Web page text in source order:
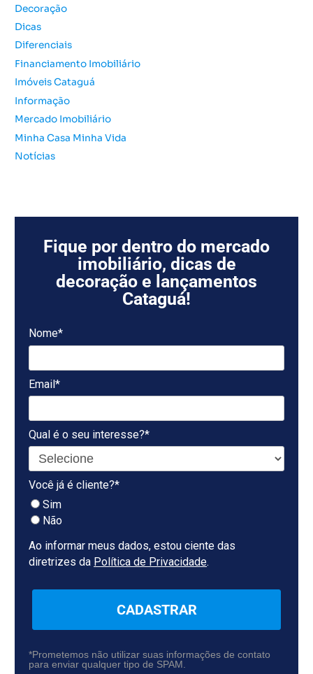
p
o
r
:
Decoração
Dicas
Diferenciais
Financiamento Imobiliário
Imóveis Cataguá
Informação
Mercado Imobiliário
Minha Casa Minha Vida
Notícias
Fique por dentro do mercado
imobiliário, dicas de
decoração e lançamentos
Cataguá!
Nome*
Email*
Qual é o seu interesse?*
Você já é cliente?*
Sim
Não
Ao informar meus dados, estou ciente das
diretrizes da Política de Privacidade.
CADASTRAR
*Prometemos não utilizar suas informações de contato
para enviar qualquer tipo de SPAM.